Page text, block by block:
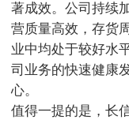
著成效。公司持续
营质量高效，存货
业中均处于较好水
司业务的快速健康
心。
值得一提的是，长